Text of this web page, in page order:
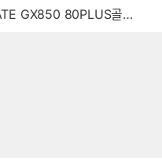
골드 풀모듈러 ATX3.0 블랙